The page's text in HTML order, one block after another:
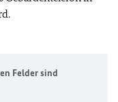
Felder sind